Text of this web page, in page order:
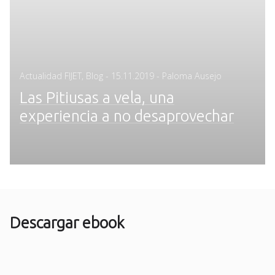
Actualidad FIJET Blog - Posted
15.11.2019 - Paloma Ausejo
Las Pitiusas a vela, una
experiencia a no desaprovechar
Descargar ebook